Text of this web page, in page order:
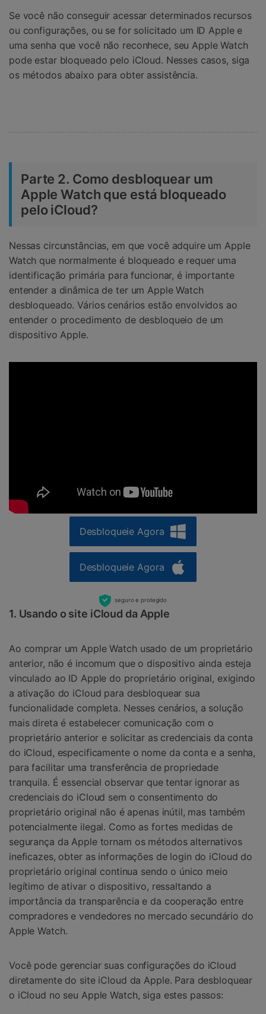
Se você não conseguir acessar determinados recursos
ou configurações, ou se for solicitado um ID Apple e
uma senha que você não reconhece, seu Apple Watch
pode estar bloqueado pelo iCloud. Nesses casos, siga
os métodos abaixo para obter assistência.
Parte 2. Como desbloquear um
Apple Watch que está bloqueado
pelo iCloud?
Nessas circunstâncias, em que você adquire um Apple
Watch que normalmente é bloqueado e requer uma
identificação primária para funcionar, é importante
entender a dinâmica de ter um Apple Watch
desbloqueado. Vários cenários estão envolvidos ao
entender o procedimento de desbloqueio de um
dispositivo Apple.
Desbloqueie Agora
Desbloqueie Agora
seguro e protegido
1. Usando o site iCloud da Apple
Ao comprar um Apple Watch usado de um proprietário
anterior, não é incomum que o dispositivo ainda esteja
vinculado ao ID Apple do proprietário original, exigindo
a ativação do iCloud para desbloquear sua
funcionalidade completa. Nesses cenários, a solução
mais direta é estabelecer comunicação com o
proprietário anterior e solicitar as credenciais da conta
do iCloud, especificamente o nome da conta e a senha,
para facilitar uma transferência de propriedade
tranquila. É essencial observar que tentar ignorar as
credenciais do iCloud sem o consentimento do
proprietário original não é apenas inútil, mas também
potencialmente ilegal. Como as fortes medidas de
segurança da Apple tornam os métodos alternativos
ineficazes, obter as informações de login do iCloud do
proprietário original continua sendo o único meio
legítimo de ativar o dispositivo, ressaltando a
importância da transparência e da cooperação entre
compradores e vendedores no mercado secundário do
Apple Watch.
Você pode gerenciar suas configurações do iCloud
diretamente do site iCloud da Apple. Para desbloquear
o iCloud no seu Apple Watch, siga estes passos: